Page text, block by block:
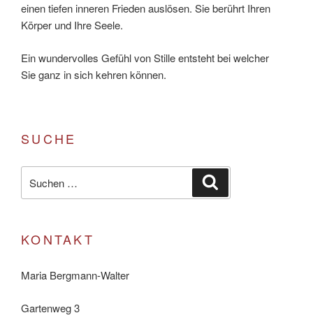
einen tiefen inneren Frieden auslösen. Sie berührt Ihren
Körper und Ihre Seele.
Ein wundervolles Gefühl von Stille entsteht bei welcher
Sie ganz in sich kehren können.
SUCHE
nach:
KONTAKT
Maria Bergmann-Walter
Gartenweg 3